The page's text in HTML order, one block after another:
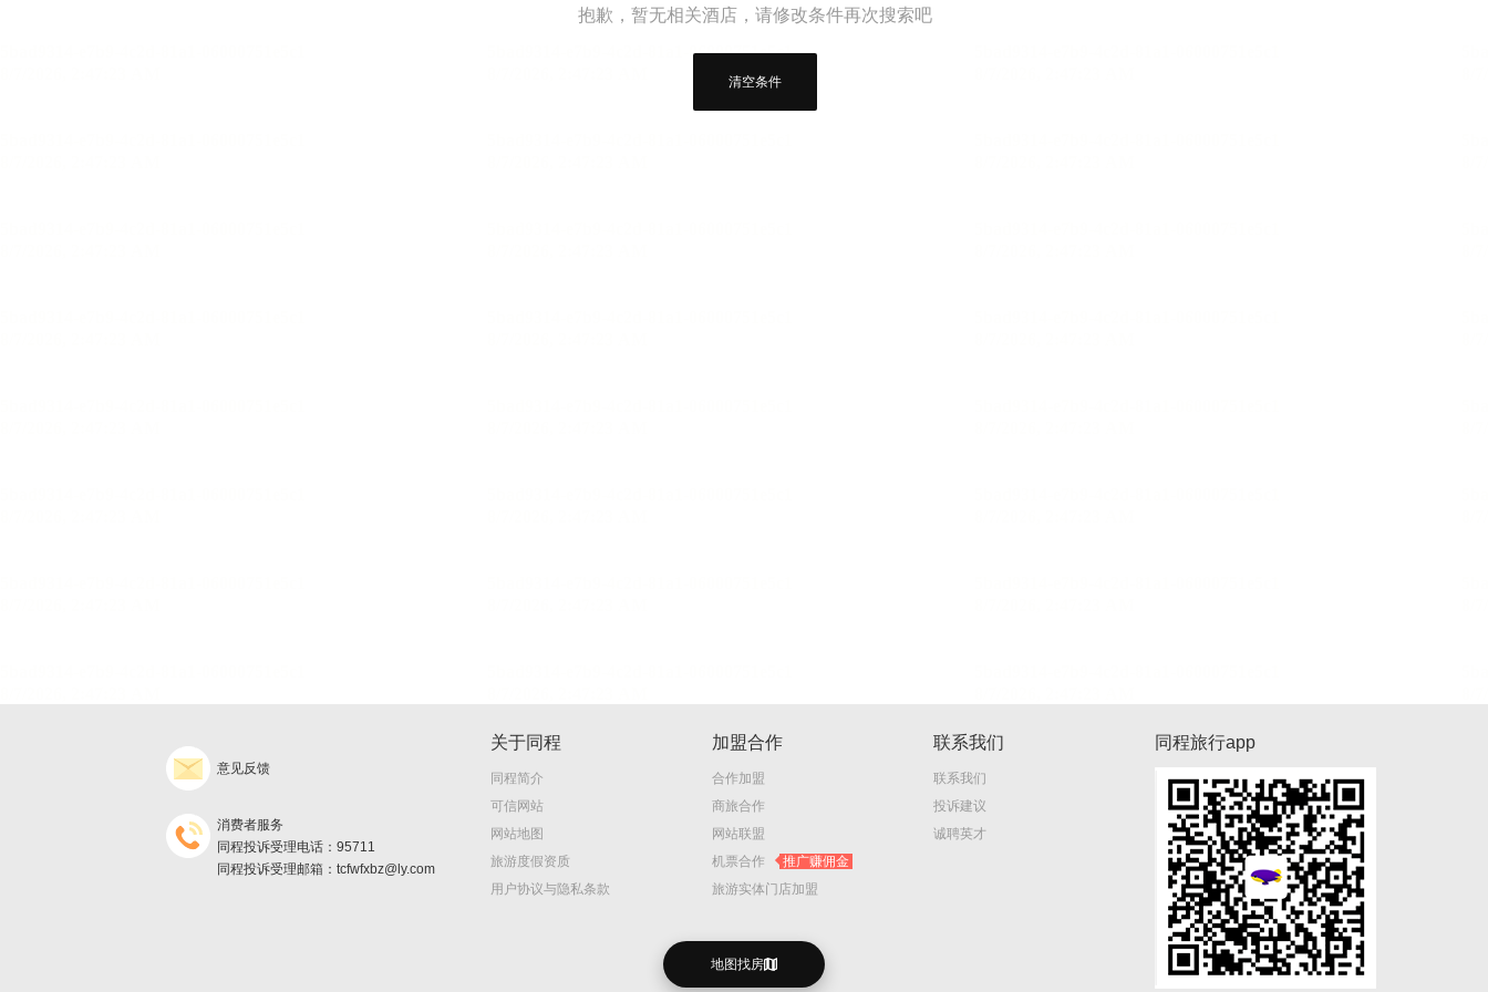
抱歉，暂无相关酒店，请修改条件再次搜索吧
清空条件
地图找房
意见反馈
消费者服务
同程投诉受理电话：95711
同程投诉受理邮箱：tcfwfxbz@ly.com
关于同程
同程简介
可信网站
网站地图
旅游度假资质
用户协议与隐私条款
加盟合作
合作加盟
商旅合作
网站联盟
机票合作
推广赚佣金
旅游实体门店加盟
联系我们
联系我们
投诉建议
诚聘英才
同程旅行app